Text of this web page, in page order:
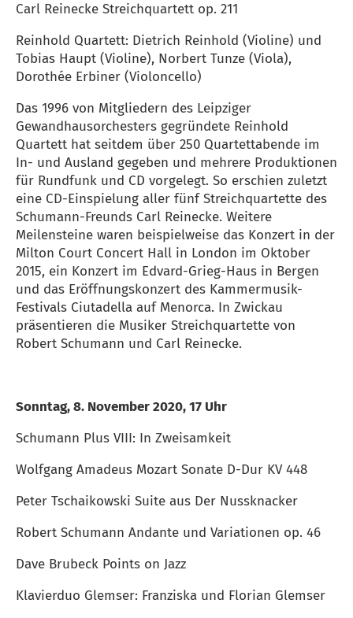
Carl Reinecke Streichquartett op. 211
Reinhold Quartett: Dietrich Reinhold (Violine) und
Tobias Haupt (Violine), Norbert Tunze (Viola),
Dorothée Erbiner (Violoncello)
Das 1996 von Mitgliedern des Leipziger
Gewandhausorchesters gegründete Reinhold
Quartett hat seitdem über 250 Quartettabende im
In- und Ausland gegeben und mehrere Produktionen
für Rundfunk und CD vorgelegt. So erschien zuletzt
eine CD-Einspielung aller fünf Streichquartette des
Schumann-Freunds Carl Reinecke. Weitere
Meilensteine waren beispielweise das Konzert in der
Milton Court Concert Hall in London im Oktober
2015, ein Konzert im Edvard-Grieg-Haus in Bergen
und das Eröffnungskonzert des Kammermusik-
Festivals Ciutadella auf Menorca. In Zwickau
präsentieren die Musiker Streichquartette von
Robert Schumann und Carl Reinecke.
Sonntag, 8. November 2020, 17 Uhr
Schumann Plus VIII: In Zweisamkeit
Wolfgang Amadeus Mozart Sonate D-Dur KV 448
Peter Tschaikowski Suite aus Der Nussknacker
Robert Schumann Andante und Variationen op. 46
Dave Brubeck Points on Jazz
Klavierduo Glemser: Franziska und Florian Glemser